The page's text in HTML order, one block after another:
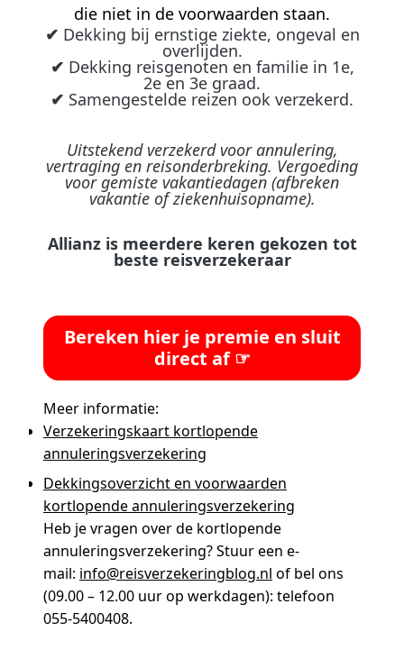
die niet in de voorwaarden staan.
✔ Dekking bij ernstige ziekte, ongeval en
overlijden.
✔ Dekking reisgenoten en familie in 1e,
2e en 3e graad.
✔ Samengestelde reizen ook verzekerd.
Uitstekend verzekerd voor annulering,
vertraging en reisonderbreking. Vergoeding
voor gemiste vakantiedagen (afbreken
vakantie of ziekenhuisopname).
Allianz is meerdere keren gekozen tot
beste reisverzekeraar
Bereken hier je premie en sluit
direct af ☞
Meer informatie:
Verzekeringskaart kortlopende
annuleringsverzekering
Dekkingsoverzicht en voorwaarden
kortlopende annuleringsverzekering
Heb je vragen over de kortlopende
annuleringsverzekering? Stuur een e-
mail: info@reisverzekeringblog.nl of bel ons
(09.00 – 12.00 uur op werkdagen): telefoon
055-5400408.